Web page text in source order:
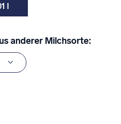
l
anderer Milchsorte: